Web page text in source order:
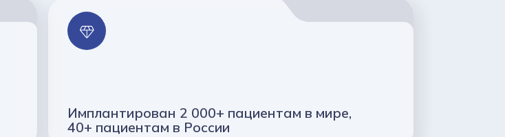
Имплантирован 2 000+ пациентам в мире,
40+ пациентам в России